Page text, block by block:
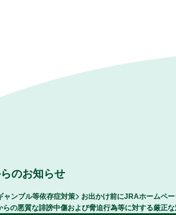
のお知らせ
ャンブル等依存症対策
お出かけ前にJRAホームペ
らの悪質な誹謗中傷および脅迫行為等に対する厳正